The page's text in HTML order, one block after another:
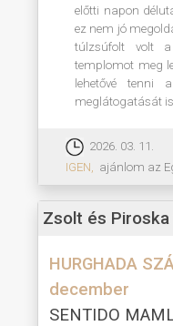
előtti napon
ez nem jó
túlzsúfolt volt
templomot meg
lehetővé tenni
meglátogatását
2026. 03. 11.
IGEN,
ajánlom az
Zsolt és Piroska
HURGHADA
december
SENTIDO